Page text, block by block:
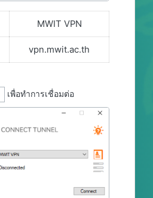
MWIT VPN
vpn.mwit.ac.th
เพื่อทำการเชื่อมต่อ